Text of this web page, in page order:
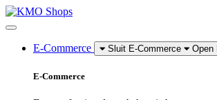
E-Commerce Sluit E-Commerce Open
E-Commerce